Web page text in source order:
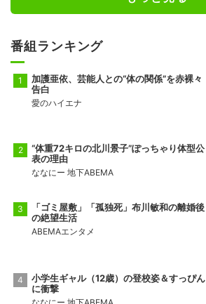
番組ランキング
加護亜依、芸能人との“体の関係”を赤裸々
告白
愛のハイエナ
“体重72キロの北川景子”ぽっちゃり体型公
表の理由
ななにー 地下ABEMA
「ゴミ屋敷」「孤独死」布川敏和の離婚後
の絶望生活
ABEMAエンタメ
小学生ギャル（12歳）の登校姿＆すっぴん
に衝撃